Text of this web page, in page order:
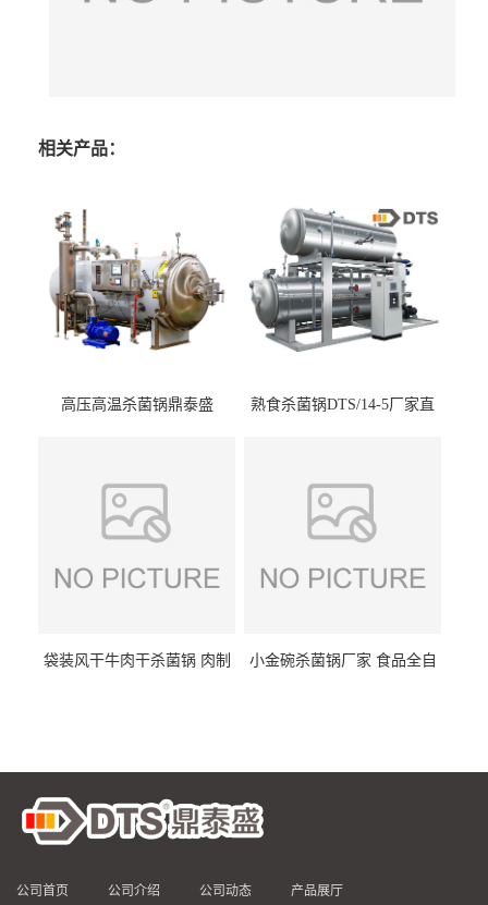
相关产品：
高压高温杀菌锅鼎泰盛
熟食杀菌锅DTS/14-5厂家直
袋装风干牛肉干杀菌锅 肉制
小金碗杀菌锅厂家 食品全自
公司首页 公司介绍 公司动态 产品展厅